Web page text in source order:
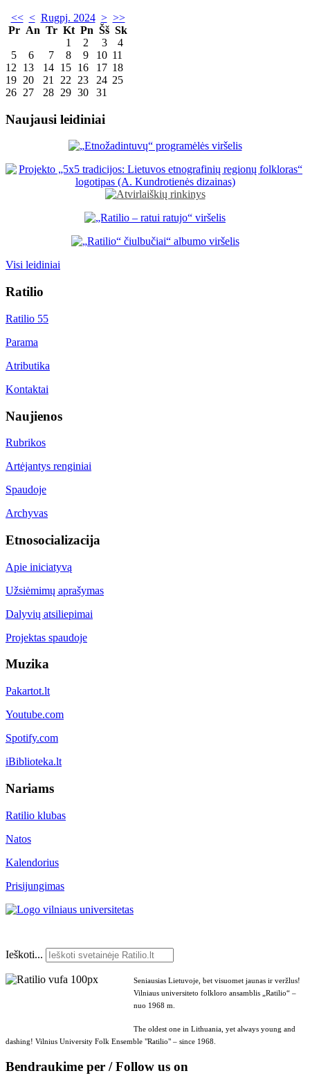
<< < Rugpj. 2024 > >>
Pr An Tr Kt Pn Šš Sk
1
2 3
4
5
6 7 8 9 10 11
12
13 14 15 16 17 18
19 20 21 22 23 24 25
26 27 28 29 30 31
Naujausi leidiniai
Visi leidiniai
Ratilio
Ratilio 55
Parama
Atributika
Kontaktai
Naujienos
Rubrikos
Artėjantys renginiai
Spaudoje
Archyvas
Etnosocializacija
Apie iniciatyvą
Užsiėmimų aprašymas
Dalyvių atsiliepimai
Projektas spaudoje
Muzika
Pakartot.lt
Youtube.com
Spotify.com
iBiblioteka.lt
Nariams
Ratilio klubas
Natos
Kalendorius
Prisijungimas
Ieškoti...
Seniausias Lietuvoje, bet visuomet jaunas ir veržlus!
Vilniaus universiteto folkloro ansamblis „Ratilio“ –
nuo 1968 m.
The oldest one in Lithuania, yet always young and
dashing! Vilnius University Folk Ensemble "Ratilio" – since 1968.
Bendraukime per / Follow us on